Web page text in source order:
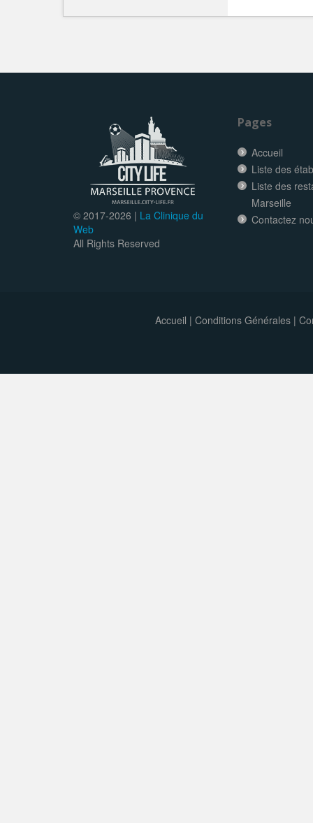
© 2017-2026 | La Clinique du
Web
All Rights Reserved
Pages
Accueil
Liste des
Liste des
Marseille
Contactez
Accueil | Conditions Générales|